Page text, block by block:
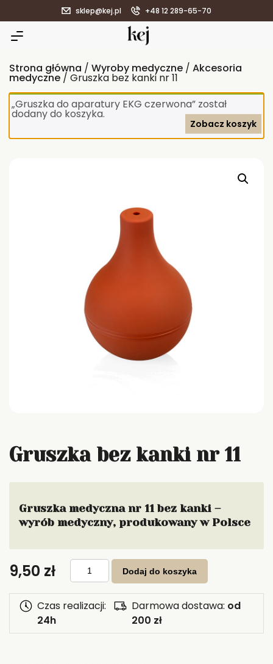
sklep@kej.pl +48 12 289-65-70
Strona główna / Wyroby medyczne / Akcesoria
medyczne / Gruszka bez kanki nr 11
„Gruszka do aparatury EKG czerwona” został
dodany do koszyka.
Zobacz koszyk
Gruszka bez kanki nr 11
Gruszka medyczna nr 11 bez kanki –
wyrób medyczny, produkowany w Polsce
9,50 zł ilość
Gruszka
kanki
nr
Dodaj do koszyka
Czas realizacji:
24h
Darmowa dostawa: od
200 zł